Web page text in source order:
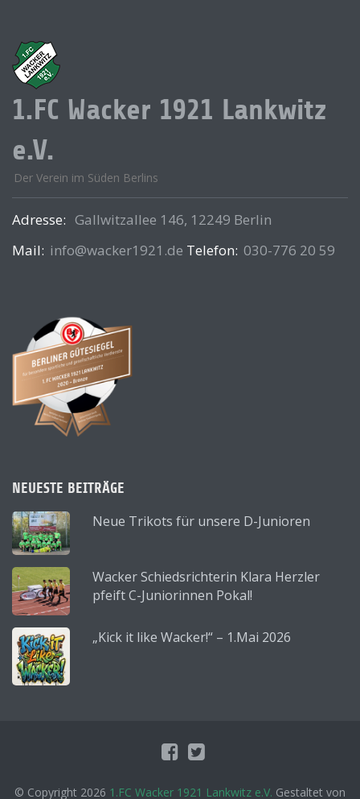
1.FC Wacker 1921 Lankwitz
e.V.
Der Verein im Süden Berlins
Adresse: Gallwitzallee 146, 12249 Berlin
Mail: info@wacker1921.de Telefon: 030-776 20 59
NEUESTE BEITRÄGE
Neue Trikots für unsere D-Junioren
Wacker Schiedsrichterin Klara Herzler
pfeift C-Juniorinnen Pokal!
„Kick it like Wacker!“ – 1.Mai 2026
© Copyright 2026 1.FC Wacker 1921 Lankwitz e.V. Gestaltet von